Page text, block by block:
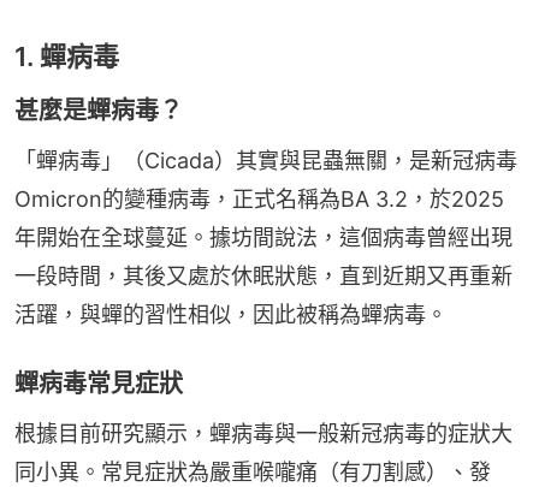
1. 蟬病毒
甚麼是蟬病毒？
「蟬病毒」（Cicada）其實與昆蟲無關，是新冠病毒
Omicron的變種病毒，正式名稱為BA 3.2，於2025
年開始在全球蔓延。據坊間說法，這個病毒曾經出現
一段時間，其後又處於休眠狀態，直到近期又再重新
活躍，與蟬的習性相似，因此被稱為蟬病毒。
蟬病毒常見症狀
根據目前研究顯示，蟬病毒與一般新冠病毒的症狀大
同小異。常見症狀為嚴重喉嚨痛（有刀割感）、發